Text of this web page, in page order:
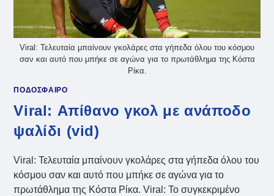
Viral: Τελευταία μπαίνουν γκολάρες στα γήπεδα όλου του κόσμου
σαν και αυτό που μπήκε σε αγώνα για το πρωτάθλημα της Κόστα
Ρίκα.
ΠΟΔΟΣΦΑΙΡΟ
Viral: Απίθανο γκολ με ανάποδο
ψαλίδι (vid)
Viral: Τελευταία μπαίνουν γκολάρες στα γήπεδα όλου του
κόσμου σαν και αυτό που μπήκε σε αγώνα για το
πρωτάθλημα της Κόστα Ρίκα. Viral: Το συγκεκριμένο